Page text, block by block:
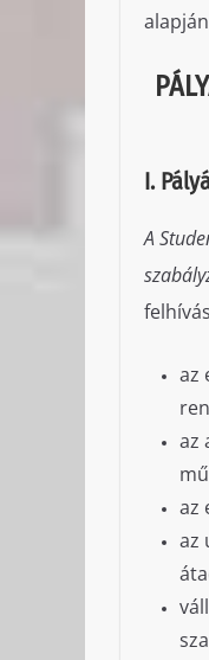
I.
A
az
az
az
az